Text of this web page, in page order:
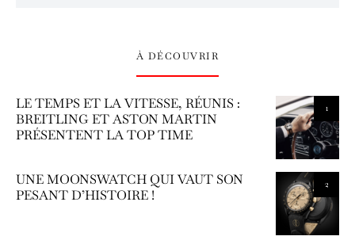
À DÉCOUVRIR
1
LE TEMPS ET LA VITESSE, RÉUNIS :
BREITLING ET ASTON MARTIN
PRÉSENTENT LA TOP TIME
2
UNE MOONSWATCH QUI VAUT SON
PESANT D’HISTOIRE !